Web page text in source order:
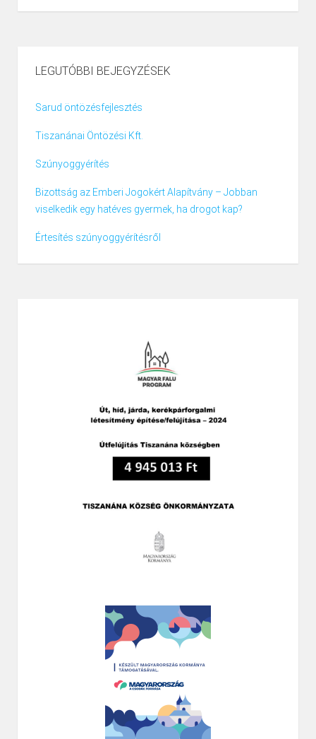
LEGUTÓBBI BEJEGYZÉSEK
Sarud öntözésfejlesztés
Tiszanánai Öntözési Kft.
Szúnyoggyérítés
Bizottság az Emberi Jogokért Alapítvány – Jobban
viselkedik egy hatéves gyermek, ha drogot kap?
Értesítés szúnyoggyérítésről